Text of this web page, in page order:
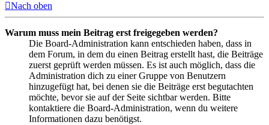
Nach oben
Warum muss mein Beitrag erst freigegeben werden?
Die Board-Administration kann entschieden haben, dass in
dem Forum, in dem du einen Beitrag erstellt hast, die Beiträge
zuerst geprüft werden müssen. Es ist auch möglich, dass die
Administration dich zu einer Gruppe von Benutzern
hinzugefügt hat, bei denen sie die Beiträge erst begutachten
möchte, bevor sie auf der Seite sichtbar werden. Bitte
kontaktiere die Board-Administration, wenn du weitere
Informationen dazu benötigst.